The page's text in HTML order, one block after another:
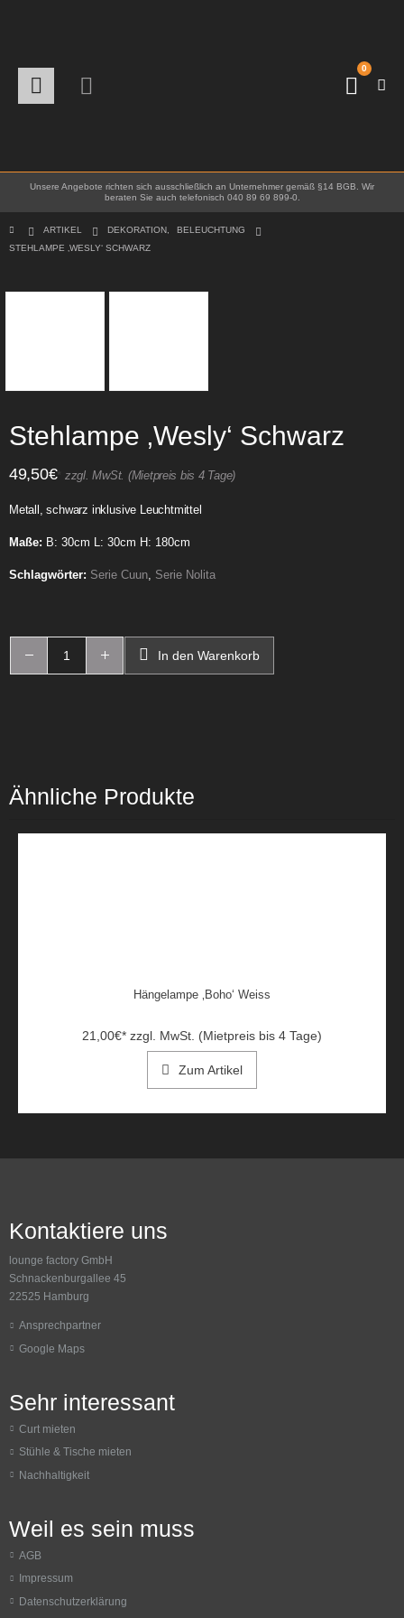
0
Unsere Angebote richten sich ausschließlich an Unternehmer gemäß §14 BGB. Wir
beraten Sie auch telefonisch 040 89 69 899-0.
ARTIKEL DEKORATION,
BELEUCHTUNG
STEHLAMPE ‚WESLY‘ SCHWARZ
Stehlampe ‚Wesly‘ Schwarz
49,50€* zzgl. MwSt. (Mietpreis bis 4 Tage)
Metall, schwarz inklusive Leuchtmittel
Maße: B: 30cm L: 30cm H: 180cm
Schlagwörter: Serie Cuun, Serie Nolita
In den Warenkorb
Ähnliche Produkte
Hängelampe ‚Boho‘ Weiss
21,00€* zzgl. MwSt. (Mietpreis bis 4 Tage)
Zum Artikel
Kontaktiere uns
lounge factory GmbH
Schnackenburgallee 45
22525 Hamburg
Ansprechpartner
Google Maps
Sehr interessant
Curt mieten
Stühle & Tische mieten
Nachhaltigkeit
Weil es sein muss
AGB
Impressum
Datenschutzerklärung